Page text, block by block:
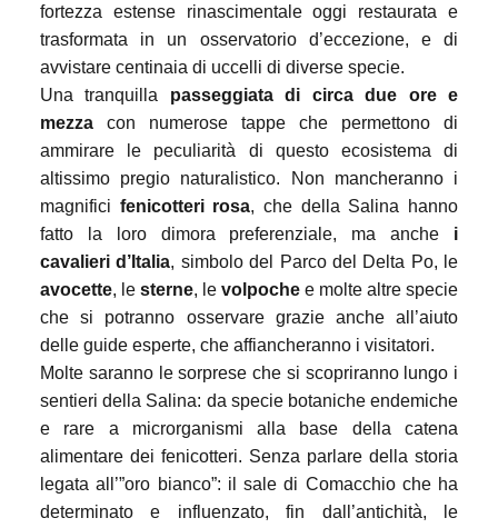
fortezza estense rinascimentaleoggi restaurata e
trasformata in un osservatorio d’eccezione, e di
avvistare centinaia di uccelli di diverse specie.
Una tranquilla passeggiata di circa due ore
e
mezza con numerose tappe che permettono di
ammirare le peculiarità di questo ecosistema di
altissimo pregio naturalistico. Non mancheranno i
magnifici fenicotteri rosa, che della Salina hanno
fatto la loro dimora preferenziale, ma anche i
cavalieri d’Italia, simbolo del Parco del Delta Po, le
avocette, le sterne, le volpoche e molte altre specie
che si potranno osservare grazie anche all’aiuto
delle guide esperte, che affiancheranno i visitatori.
Molte saranno le sorprese che si scopriranno lungo i
sentieri della Salina: da specie botaniche endemiche
e rare a microrganismi alla base della catena
alimentare dei fenicotteri. Senza parlare della storia
legata all’”oro bianco”: il sale di Comacchio che ha
determinato e influenzato, fin dall’antichità, le